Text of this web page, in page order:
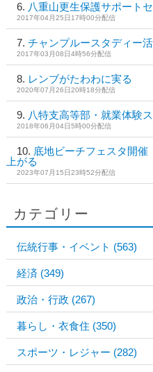
八重山更生保護サポート
2017年04月25日17時00分配信
チャンプルースタディー
2017年03月08日4時56分配信
レンブがたわわに実る
2020年07月26日20時18分配信
八特支高等部・就業体験
2018年06月04日5時00分配信
底地ビーチフェスタ開
上がる
2023年07月15日23時52分配信
カテゴリー
伝統行事・イベント (563)
経済 (349)
政治・行政 (267)
暮らし・衣食住 (350)
スポーツ・レジャー (282)